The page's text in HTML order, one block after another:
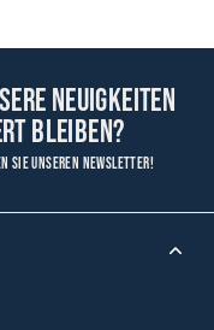
Neuigkeiten
bleiben?
Sie unseren Newsletter!